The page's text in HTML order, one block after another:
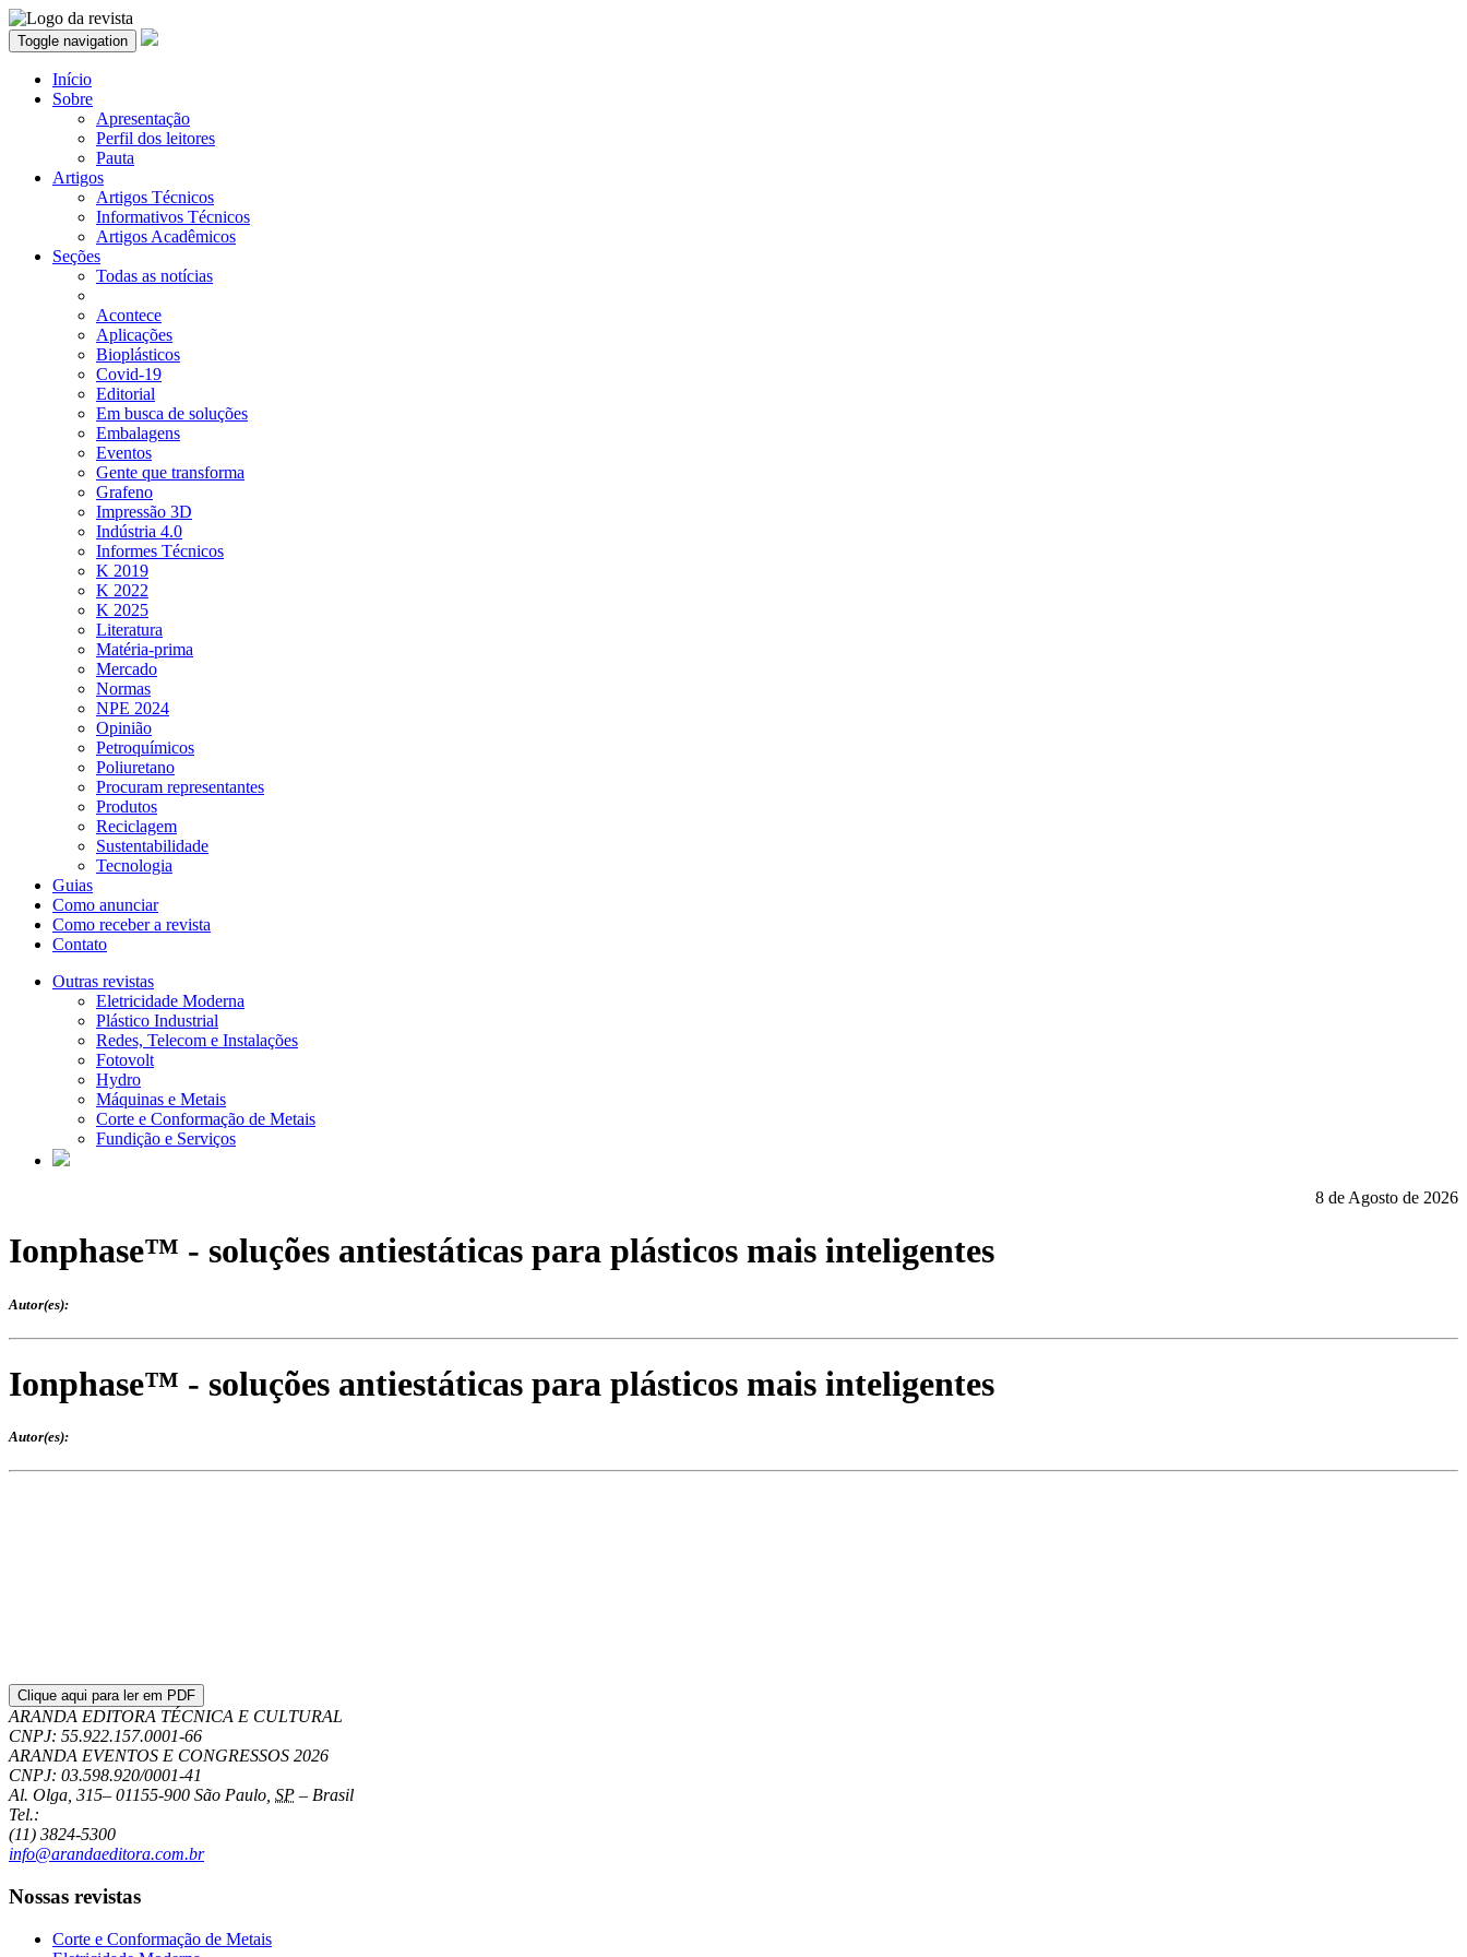
Toggle navigation
Início
Sobre
Apresentação
Perfil dos leitores
Pauta
Artigos
Artigos Técnicos
Informativos Técnicos
Artigos Acadêmicos
Seções
Todas as notícias
Acontece
Aplicações
Bioplásticos
Covid-19
Editorial
Em busca de soluções
Embalagens
Eventos
Gente que transforma
Grafeno
Impressão 3D
Indústria 4.0
Informes Técnicos
K 2019
K 2022
K 2025
Literatura
Matéria-prima
Mercado
Normas
NPE 2024
Opinião
Petroquímicos
Poliuretano
Procuram representantes
Produtos
Reciclagem
Sustentabilidade
Tecnologia
Guias
Como anunciar
Como receber a revista
Contato
Outras revistas
Eletricidade Moderna
Plástico Industrial
Redes, Telecom e Instalações
Fotovolt
Hydro
Máquinas e Metais
Corte e Conformação de Metais
Fundição e Serviços
8 de Agosto de 2026
Ionphase™ - soluções antiestáticas para plásticos mais inteligentes
Autor(es):
Ionphase™ - soluções antiestáticas para plásticos mais inteligentes
Autor(es):
Clique aqui para ler em PDF
ARANDA EDITORA TÉCNICA E CULTURAL
CNPJ: 55.922.157.0001-66
ARANDA EVENTOS E CONGRESSOS 2026
CNPJ: 03.598.920/0001-41
Al. Olga, 315– 01155-900 São Paulo, SP – Brasil
Tel.:
(11) 3824-5300
info@arandaeditora.com.br
Nossas revistas
Corte e Conformação de Metais